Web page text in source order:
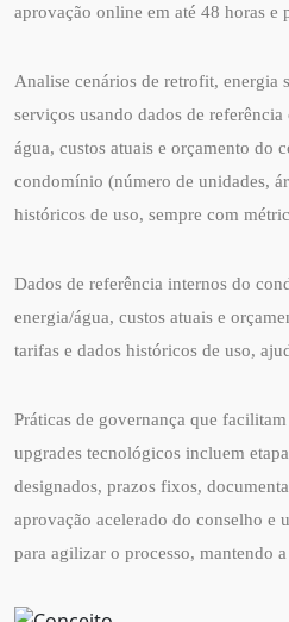
aprovação online em até 48 horas e
Analise cenários de retrofit, energia
serviços usando dados de
água, custos atuais e orçamento do
condomínio (número de unidades,
históricos de uso, sempre com
Dados de referência internos do
energia/água, custos atuais e
tarifas e dados históricos de uso,
Práticas de governança que
upgrades tecnológicos incluem
designados, prazos fixos,
aprovação acelerado do conselho e
para agilizar o processo, mantendo